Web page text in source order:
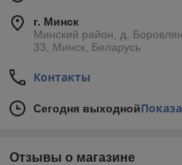
г. Минск
Минский район, д.
33, Минск, Беларусь
Контакты
Сегодня выходной
Отзывы о магазине